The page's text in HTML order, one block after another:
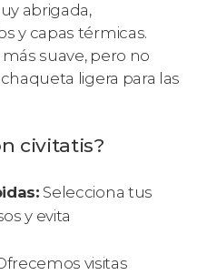
abrigada,
y capas térmicas.
suave, pero no
ligera para las
civitatis?
Selecciona tus
y evita
visitas